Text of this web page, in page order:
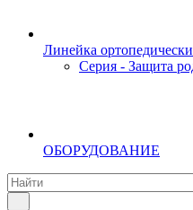
Линейка
Серия - Защита
ОБОРУДОВАНИЕ